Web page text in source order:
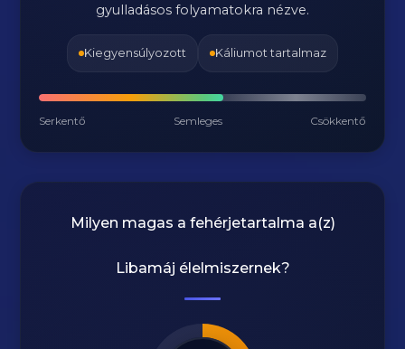
gyulladásos folyamatokra nézve.
Kiegyensúlyozott Káliumot tartalmaz
Serkentő Semleges Csökkentő
Milyen magas a fehérjetartalma a(z)
Libamáj élelmiszernek?